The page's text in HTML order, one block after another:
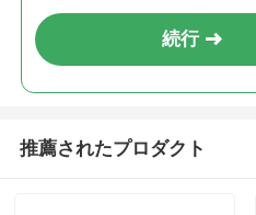
続行
推薦されたプロダクト